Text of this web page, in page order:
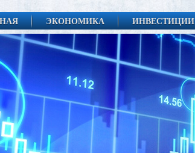
ЭКОНОМИКА ИНВЕСТИЦИИ